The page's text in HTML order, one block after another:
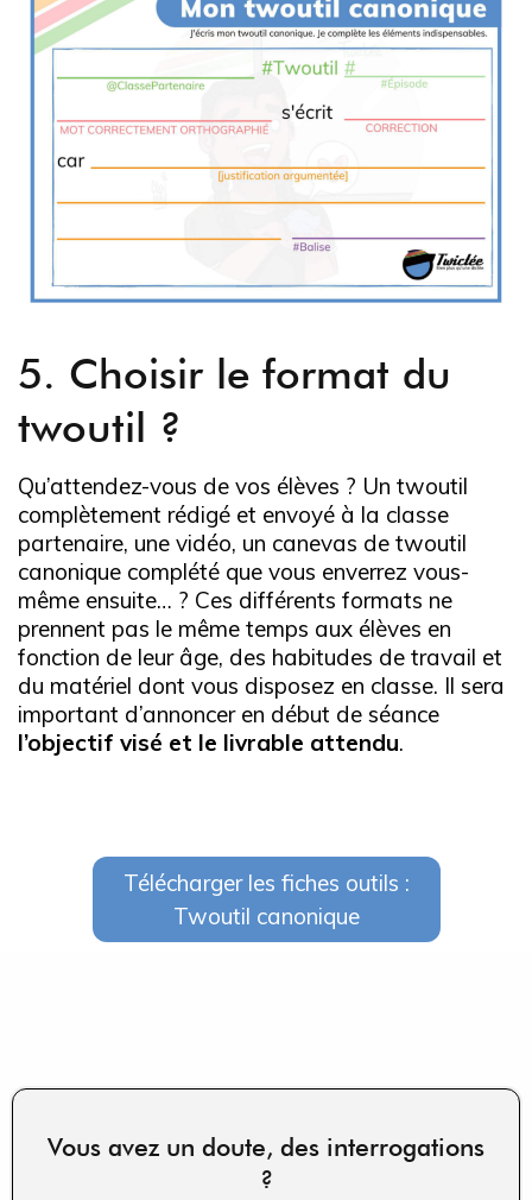
5. Choisir le format du
twoutil ?
Qu’attendez-vous de vos élèves ? Un twoutil
complètement rédigé et envoyé à la classe
partenaire, une vidéo, un canevas de twoutil
canonique complété que vous enverrez vous-
même ensuite… ? Ces différents formats ne
prennent pas le même temps aux élèves en
fonction de leur âge, des habitudes de travail et
du matériel dont vous disposez en classe. Il sera
important d’annoncer en début de séance
l’objectif visé et le livrable attendu.
Télécharger les fiches outils :
Twoutil canonique
Vous avez un doute, des interrogations
?